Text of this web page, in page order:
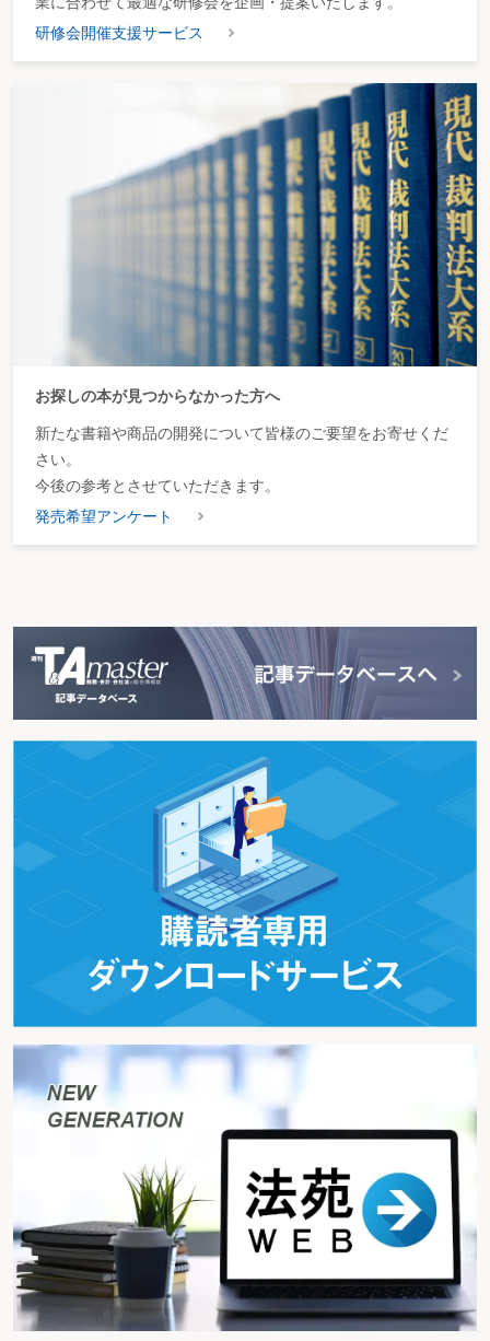
研修会開催支援サービス
お探しの本が見つからなかった方へ
新たな書籍や商品の開発について皆様のご要望をお寄せくだ
さい。
今後の参考とさせていただきます。
発売希望アンケート